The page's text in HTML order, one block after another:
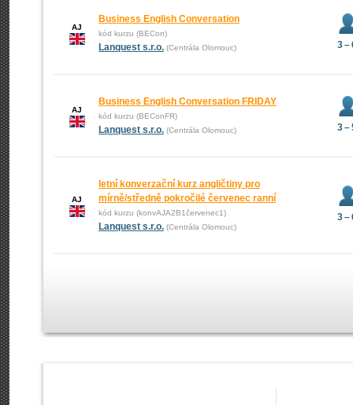
AJ
Business English Conversation
kód kurzu (BECon)
Lanquest s.r.o. (Centrála Olomouc) 3 –
AJ
Business English Conversation FRIDAY
kód kurzu (BEConFR)
Lanquest s.r.o. (Centrála Olomouc) 3 –
AJ
letní konverzační kurz angličtiny pro
mírně/středně pokročilé červenec ranní
kód kurzu (konvAJA2B1červenec1)
Lanquest s.r.o. (Centrála Olomouc)
3 –